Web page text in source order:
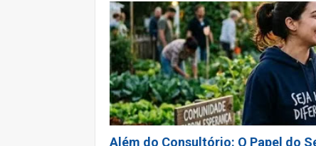
Além do Consultório: O Papel do